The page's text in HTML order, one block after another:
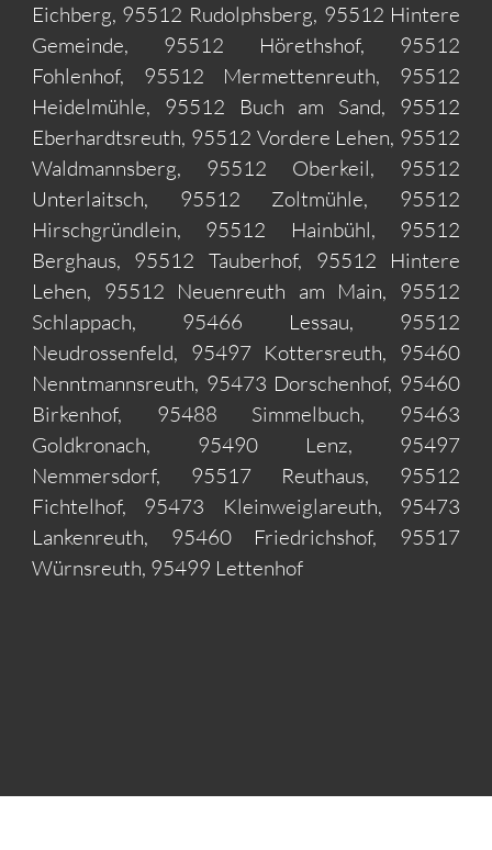
Eichberg, 95512 Rudolphsberg, 95512 Hintere
Gemeinde, 95512 Hörethshof, 95512
Fohlenhof, 95512 Mermettenreuth, 95512
Heidelmühle, 95512 Buch am Sand, 95512
Eberhardtsreuth, 95512 Vordere Lehen, 95512
Waldmannsberg, 95512 Oberkeil, 95512
Unterlaitsch, 95512 Zoltmühle, 95512
Hirschgründlein, 95512 Hainbühl, 95512
Berghaus, 95512 Tauberhof, 95512 Hintere
Lehen, 95512 Neuenreuth am Main, 95512
Schlappach, 95466 Lessau, 95512
Neudrossenfeld, 95497 Kottersreuth, 95460
Nenntmannsreuth, 95473 Dorschenhof, 95460
Birkenhof, 95488 Simmelbuch, 95463
Goldkronach, 95490 Lenz, 95497
Nemmersdorf, 95517 Reuthaus, 95512
Fichtelhof, 95473 Kleinweiglareuth, 95473
Lankenreuth, 95460 Friedrichshof, 95517
Würnsreuth, 95499 Lettenhof